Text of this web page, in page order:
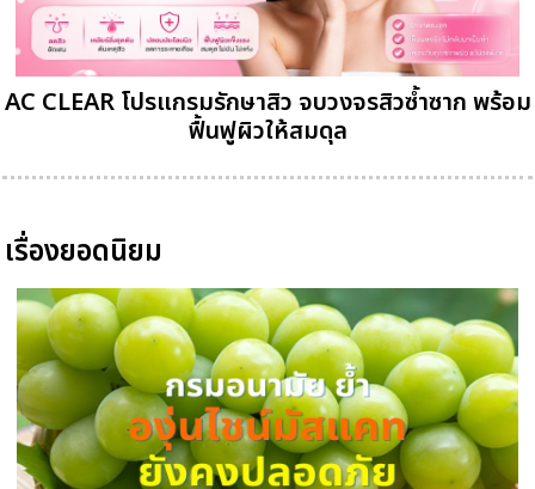
AC CLEAR โปรแกรมรักษาสิว จบวงจรสิวซ้ำซาก พร้อม
ฟื้นฟูผิวให้สมดุล
เรื่องยอดนิยม